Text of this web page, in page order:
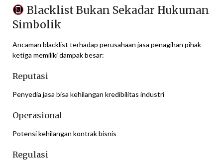
Blacklist Bukan Sekadar Hukuman
Simbolik
Ancaman blacklist terhadap perusahaan jasa penagihan pihak
ketiga memiliki dampak besar:
Reputasi
Penyedia jasa bisa kehilangan kredibilitas industri
Operasional
Potensi kehilangan kontrak bisnis
Regulasi